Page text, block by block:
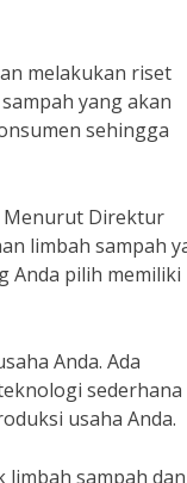
melakukan riset
yang akan
sehingga
Menurut Direktur
limbah sampah
Anda pilih memiliki
Anda. Ada
sederhana
usaha Anda.
sampah dan